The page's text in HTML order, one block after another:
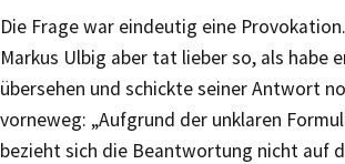
Die Frage war eindeutig eine
Markus Ulbig aber tat lieber so, als habe
übersehen und schickte seiner Antwort
vorneweg: „Aufgrund der unklaren
bezieht sich die Beantwortung nicht auf